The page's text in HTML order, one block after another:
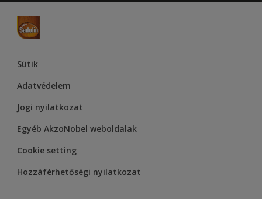
Dulux
Supralux
Sütik
Adatvédelem
Jogi nyilatkozat
Egyéb AkzoNobel weboldalak
Cookie setting
Hozzáférhetőségi nyilatkozat